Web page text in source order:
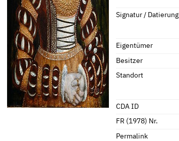
Maße
Signatur / Datierung
Eigentümer
Besitzer
Standort
CDA ID
FR (1978) Nr.
Permalink